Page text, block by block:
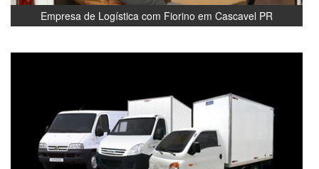
Empresa de Logística com Fiorino em Cascavel PR